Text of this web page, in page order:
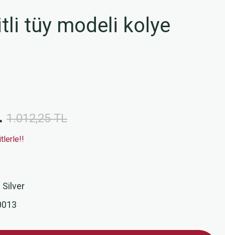
tüy modeli kolye
1.012,25 TL
Silver